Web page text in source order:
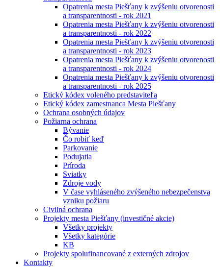
Opatrenia mesta Piešťany k zvýšeniu otvorenosti
a transparentnosti - rok 2021
Opatrenia mesta Piešťany k zvýšeniu otvorenosti
a transparentnosti - rok 2022
Opatrenia mesta Piešťany k zvýšeniu otvorenosti
a transparentnosti - rok 2023
Opatrenia mesta Piešťany k zvýšeniu otvorenosti
a transparentnosti - rok 2024
Opatrenia mesta Piešťany k zvýšeniu otvorenosti
a transparentnosti - rok 2025
Etický kódex voleného predstaviteľa
Etický kódex zamestnanca Mesta Piešťany
Ochrana osobných údajov
Požiarna ochrana
Bývanie
Čo robiť keď
Parkovanie
Podujatia
Príroda
Sviatky
Zdroje vody
V čase vyhláseného zvýšeného nebezpečenstva
vzniku požiaru
Civilná ochrana
Projekty mesta Piešťany (investičné akcie)
Všetky projekty
Všetky kategórie
KB
Projekty spolufinancované z externých zdrojov
Kontakty